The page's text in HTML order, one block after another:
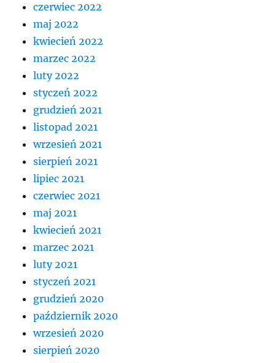
czerwiec 2022
maj 2022
kwiecień 2022
marzec 2022
luty 2022
styczeń 2022
grudzień 2021
listopad 2021
wrzesień 2021
sierpień 2021
lipiec 2021
czerwiec 2021
maj 2021
kwiecień 2021
marzec 2021
luty 2021
styczeń 2021
grudzień 2020
październik 2020
wrzesień 2020
sierpień 2020